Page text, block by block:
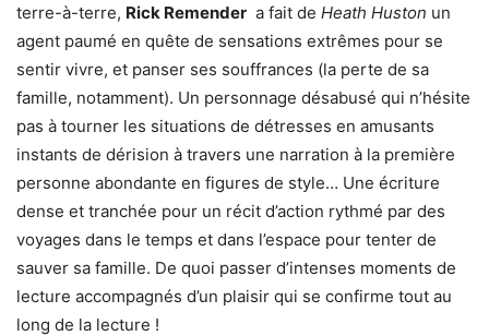
terre-à-terre, Rick Remender a fait de Heath Huston un
agent paumé en quête de sensations extrêmes pour se
sentir vivre, et panser ses souffrances (la perte de sa
famille, notamment). Un personnage désabusé qui n’hésite
pas à tourner les situations de détresses en amusants
instants de dérision à travers une narration à la première
personne abondante en figures de style… Une écriture
dense et tranchée pour un récit d’action rythmé par des
voyages dans le temps et dans l’espace pour tenter de
sauver sa famille. De quoi passer d’intenses moments de
lecture accompagnés d’un plaisir qui se confirme tout au
long de la lecture !